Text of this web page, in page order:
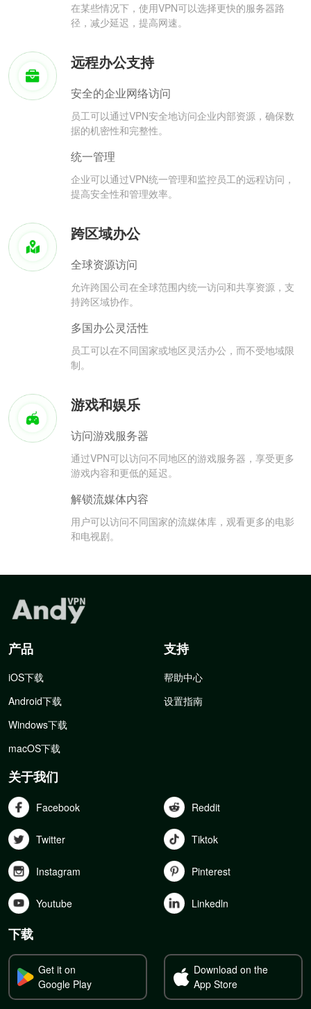
在某些情况下，使用VPN可以选择更快的服务器路
径，减少延迟，提高网速。
远程办公支持
安全的企业网络访问
员工可以通过VPN安全地访问企业内部资源，确保数
据的机密性和完整性。
统一管理
企业可以通过VPN统一管理和监控员工的远程访问，
提高安全性和管理效率。
跨区域办公
全球资源访问
允许跨国公司在全球范围内统一访问和共享资源，支
持跨区域协作。
多国办公灵活性
员工可以在不同国家或地区灵活办公，而不受地域限
制。
游戏和娱乐
访问游戏服务器
通过VPN可以访问不同地区的游戏服务器，享受更多
游戏内容和更低的延迟。
解锁流媒体内容
用户可以访问不同国家的流媒体库，观看更多的电影
和电视剧。
产品
iOS下载
Android下载
Windows下载
macOS下载
支持
帮助中心
设置指南
关于我们
Facebook Reddit
Twitter Tiktok
Instagram Pinterest
Youtube Linkedln
下载
Get it on
Google Play
Download on the
App Store